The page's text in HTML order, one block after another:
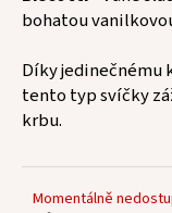
bohatou
Díky jedinečnému
tento typ svíčky
krbu.
Momentálně
o
o
r
u
u